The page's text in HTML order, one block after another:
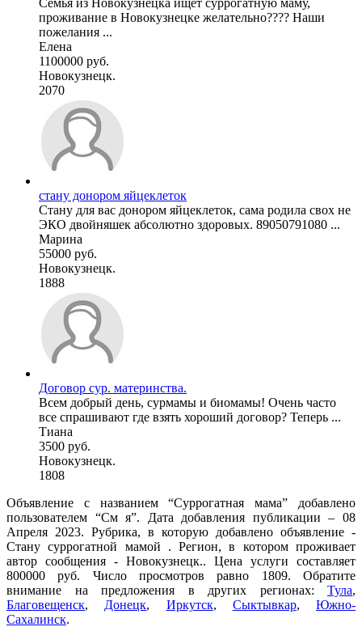
проживание в Новокузнецке желательно???? Наши
пожелания ...
Елена
1100000 руб.
Новокузнецк.
2070
стану донором яйцеклеток
Стану для вас донором яйцеклеток, сама родила свох не
ЭКО двойняшек абсолютно здоровых. 89050791080 ...
Марина
55000 руб.
Новокузнецк.
1888
Договор сур. материнства.
Всем добрый день, сурмамы и биомамы! Очень часто
все спрашивают где взять хороший договор? Теперь ...
Тиана
3500 руб.
Новокузнецк.
1808
Объявление с названием “Суррогатная мама” добавлено
пользователем “См я”. Дата добавления публикации – 08
Апреля 2023. Рубрика, в которую добавлено объявление -
Cтану суррогатной мамой . Регион, в котором проживает
автор сообщения - Новокузнецк.. Цена услуги составляет
800000 руб. Число просмотров равно 1809. Обратите
внимание на предложения в других регионах: Тула,
Благовещенск, Донецк, Иркутск, Сыктывкар, Южно-
Сахалинск.